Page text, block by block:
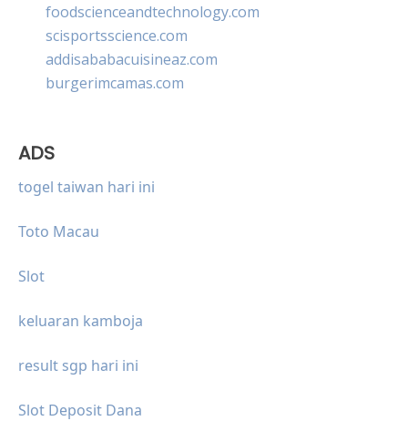
foodscienceandtechnology.com
scisportsscience.com
addisababacuisineaz.com
burgerimcamas.com
ADS
togel taiwan hari ini
Toto Macau
Slot
keluaran kamboja
result sgp hari ini
Slot Deposit Dana